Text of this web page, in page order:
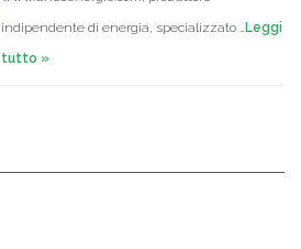
indipendente di energia, specializzato …Leggi
tutto »